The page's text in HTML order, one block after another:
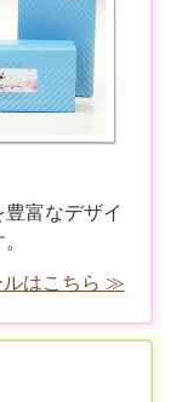
富なデザイ
ルはこちら ≫